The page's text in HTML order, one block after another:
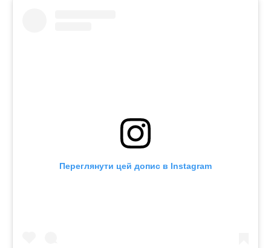
Переглянути цей допис в Instagram